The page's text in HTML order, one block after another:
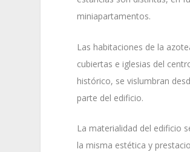
miniapartamentos.
Las habitaciones de la
cubiertas e iglesias del
histórico, se vislumbran
parte del edificio.
La materialidad del edificio
la misma estética y